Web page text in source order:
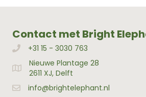
Contact met Bright
Bellen met Bright Elephant
+31 15 - 3030 763
Adres Bright Elephant
Nieuwe Plantage 28
2611 XJ, Delft
info@brightelephant.nl